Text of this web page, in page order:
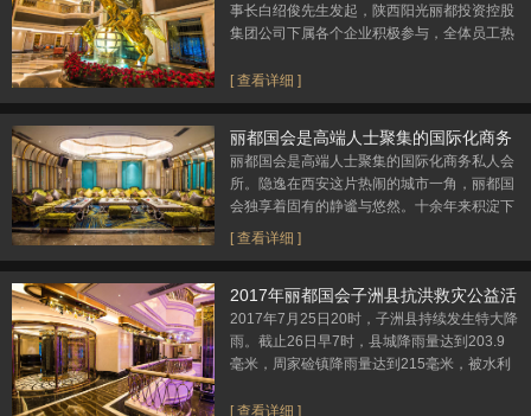
事长白绍俊先生发起，陕西阳光丽都投资控股
集团公司下属各个企业积极参与，全体员工热
头示范
[ 查看详细 ]
丽都国会是高端人士聚集的国际化商务
私人会所
丽都国会是高端人士聚集的国际化商务私人会
所。隐逸在西安这片热闹的城市一角，丽都国
会独享着固有的静谧与悠然。十余年来积淀下
的良好环境与配套设施，为会员们提供了最佳
的宴请、娱乐休闲和社交选择。
[ 查看详细 ]
2017年丽都国会子洲县抗洪救灾公益活
动
2017年7月25日20时，子洲县持续发生特大降
雨。截止26日早7时，县城降雨量达到203.9
毫米，周家硷镇降雨量达到215毫米，被水利
间，县城大理河段流量达到3400立方米/秒
[ 查看详细 ]